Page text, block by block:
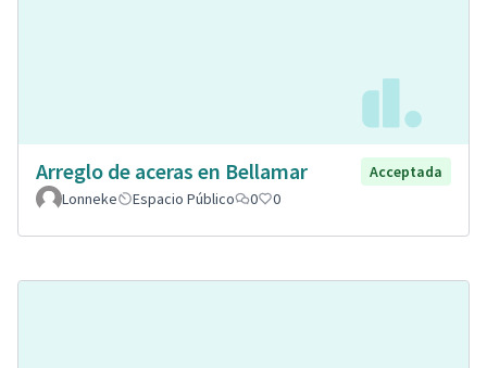
Arreglo de aceras en Bellamar
Acceptada
Lonneke
Espacio Público 0 0